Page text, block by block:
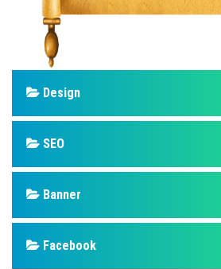
Design
SEO
Banner
Facebook